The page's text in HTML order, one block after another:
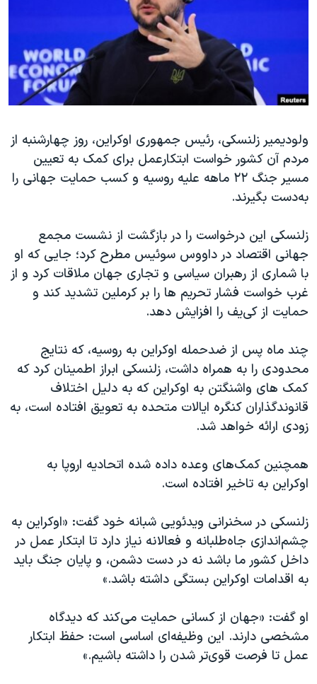
حقوق شهروندی
اقتصادی
علم و فناوری
گالری عکس
آرشیو پخش زنده
انتخابات ریاست جمهوری آمریکا ۲۰۲۴
حمله جمهوری اسلامی به اسرائیل
رمز مهسا
اعتراضات زن، زندگی، آزادی
مجموعه مستندهای دادخواهی
تریبونال مردمی آبان ۹۸
چهل سال گروگان‌گیری
قانون شفافیت دارائی کادر رهبری ایران
اعتراضات مردمی آبان ۹۸
اسرائیل در جنگ
نرگس محمدی برنده جایزه نوبل صلح
همایش محافظه‌کاران آمریکا «سی‌پک»
صفحه‌های ویژه
سفر پرزیدنت ترامپ به چین
زبانهای مختلف
ولودیمیر زلنسکی، رئیس جمهوری اوکراین، روز چهارشنبه از
مردم آن کشور خواست ابتکار‌عمل برای کمک به تعیین
مسیر جنگ ۲۲ ماهه علیه روسیه و کسب حمایت جهانی را
به‌دست بگیرند.
زلنسکی این درخواست را در بازگشت از نشست مجمع
جهانی اقتصاد در داووس سوئیس مطرح کرد؛ جایی که او
با شماری از رهبران سیاسی و تجاری جهان ملاقات کرد و از
غرب خواست فشار تحریم ها را بر کرملین تشدید کند و
حمایت از کی‌یف را افزایش دهد.
چند ماه پس از ضدحمله اوکراین به روسیه، که نتایج
محدودی را به همراه داشت، زلنسکی ابراز اطمینان کرد که
کمک های واشنگتن به اوکراین که به دلیل اختلاف
قانوندگذاران کنگره ایالات متحده به تعویق افتاده است، به
زودی ارائه خواهد شد.
همچنین کمک‌های وعده داده شده اتحادیه اروپا به
اوکراین به تاخیر افتاده است.
زلنسکی در سخنرانی ویدئویی شبانه خود گفت: «اوکراین به
چشم‌اندازی جاه‌طلبانه و فعالانه نیاز دارد تا ابتکار عمل در
داخل کشور ما باشد نه در دست دشمن، و پایان جنگ باید
به اقدامات اوکراین بستگی داشته باشد.»
او گفت: «جهان از کسانی حمایت می‌کند که دیدگاه
مشخصی دارند. این وظیفه‌ای اساسی است: حفظ ابتکار
عمل تا فرصت قوی‌تر شدن را داشته باشیم.»